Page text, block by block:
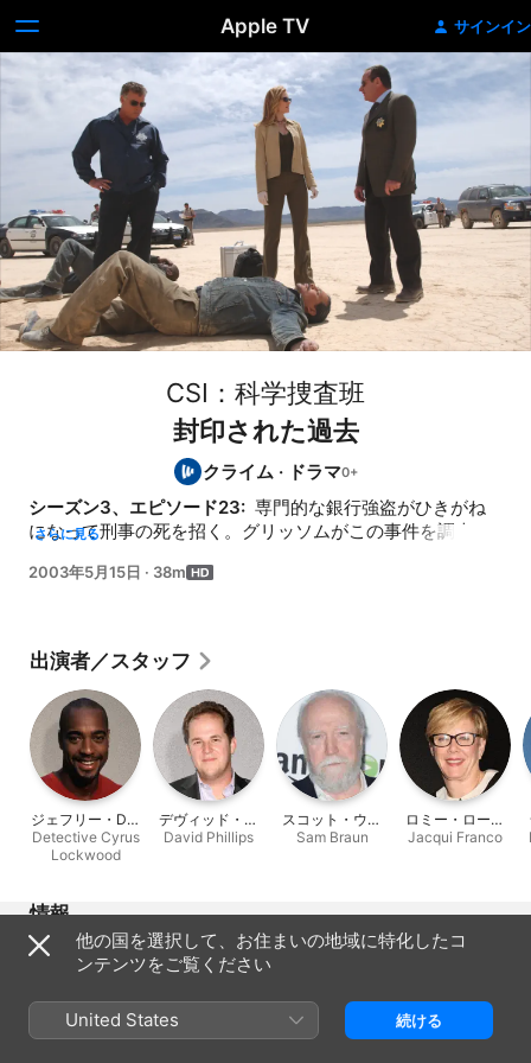
Apple TV サインイン
CSI：科学捜査班
封印された過去
クライム · ドラマ
シーズン3、エピソード23: 専門的な銀行強盗がひきがね
になって刑事の死を招く。グリッソムがこの事件を調査し
だ。
さらに見る
2003年5月15日 · 38m
出演者／スタッフ
ジェフリー・D・
サムズ
Detective Cyrus
Lockwood
デヴィッド・バ
ーマン
David Phillips
スコット・ウィ
ルソン
Sam Braun
ロミー・ローズ
モント
Jacqui Franco
情報
リリース
2003年
再生時間
他の国を選択して、お住まいの地域に特化したコ
ンテンツをご覧ください
United States 続ける